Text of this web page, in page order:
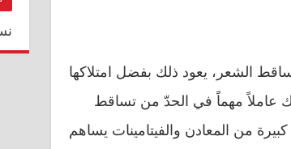
الشعر، يعود ذلك بفضل امتلاكها
عاملاً مهماً في الحدّ من تساقط
من المعادن والفيتامينات يساهم